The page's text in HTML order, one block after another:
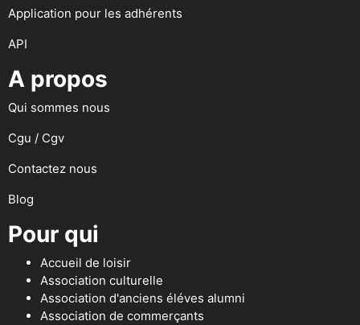
Application pour les adhérents
API
A propos
Qui sommes nous
Cgu / Cgv
Contactez nous
Blog
Pour qui
Accueil de loisir
Association culturelle
Association d'anciens éléves alumni
Association de commerçants